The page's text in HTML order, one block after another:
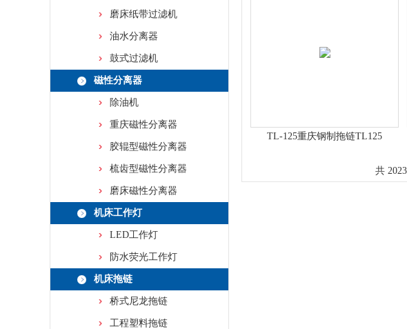
磨床纸带过滤机
油水分离器
鼓式过滤机
磁性分离器
除油机
重庆磁性分离器
胶辊型磁性分离器
梳齿型磁性分离器
磨床磁性分离器
机床工作灯
LED工作灯
防水荧光工作灯
机床拖链
桥式尼龙拖链
工程塑料拖链
TL-125重庆钢制拖链TL125
共